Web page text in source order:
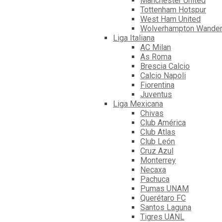
Tottenham Hotspur
West Ham United
Wolverhampton
Liga Italiana
AC Milan
As Roma
Brescia Calcio
Calcio Napoli
Fiorentina
Juventus
Liga Mexicana
Chivas
Club América
Club Atlas
Club León
Cruz Azul
Monterrey
Necaxa
Pachuca
Pumas UNAM
Querétaro FC
Santos Laguna
Tigres UANL